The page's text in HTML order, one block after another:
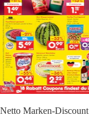
Netto Marken-Discount